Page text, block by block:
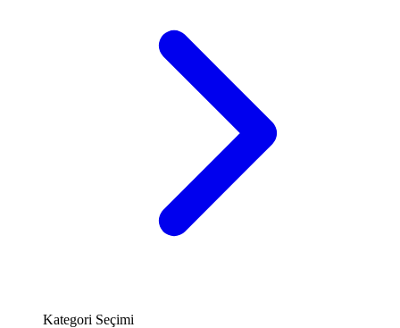
Kategori Seçimi